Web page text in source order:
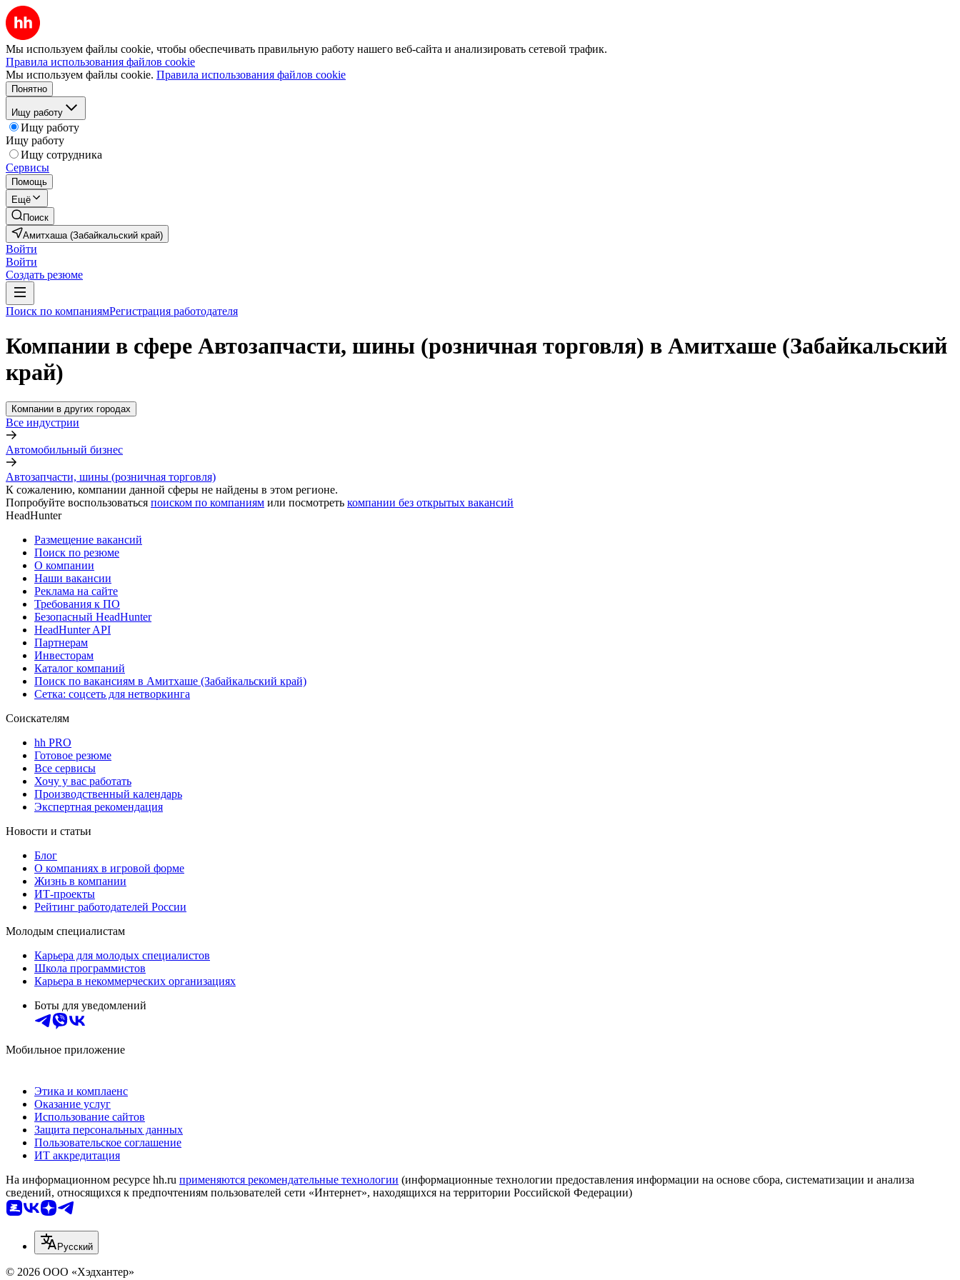
Мы используем файлы cookie, чтобы обеспечивать правильную работу нашего веб-сайта и анализировать сетевой трафик.
Правила использования файлов cookie
Мы используем файлы cookie. Правила использования файлов cookie
Понятно
Ищу работу
Ищу работу
Ищу работу
Ищу сотрудника
Сервисы
Помощь
Ещё
Поиск
Амитхаша (Забайкальский край)
Войти
Войти
Создать резюме
Поиск по компаниямРегистрация работодателя
Компании в сфере Автозапчасти, шины (розничная торговля) в Амитхаше (Забайкальский
край)
Компании в других городах
Все индустрии
Автомобильный бизнес
Автозапчасти, шины (розничная торговля)
К сожалению, компании данной сферы не найдены в этом регионе.
Попробуйте воспользоваться поиском по компаниям или посмотреть компании без открытых вакансий
HeadHunter
Размещение вакансий
Поиск по резюме
О компании
Наши вакансии
Реклама на сайте
Требования к ПО
Безопасный HeadHunter
HeadHunter API
Партнерам
Инвесторам
Каталог компаний
Поиск по вакансиям в Амитхаше (Забайкальский край)
Сетка: соцсеть для нетворкинга
Соискателям
hh PRO
Готовое резюме
Все сервисы
Хочу у вас работать
Производственный календарь
Экспертная рекомендация
Новости и статьи
Блог
О компаниях в игровой форме
Жизнь в компании
ИТ-проекты
Рейтинг работодателей России
Молодым специалистам
Карьера для молодых специалистов
Школа программистов
Карьера в некоммерческих организациях
Боты для уведомлений
Мобильное приложение
Этика и комплаенс
Оказание услуг
Использование сайтов
Защита персональных данных
Пользовательское соглашение
ИТ аккредитация
На информационном ресурсе hh.ru применяются рекомендательные технологии (информационные технологии предоставления информации на основе сбора, систематизации и анализа
сведений, относящихся к предпочтениям пользователей сети «Интернет», находящихся на территории Российской Федерации)
Русский
© 2026 ООО «Хэдхантер»